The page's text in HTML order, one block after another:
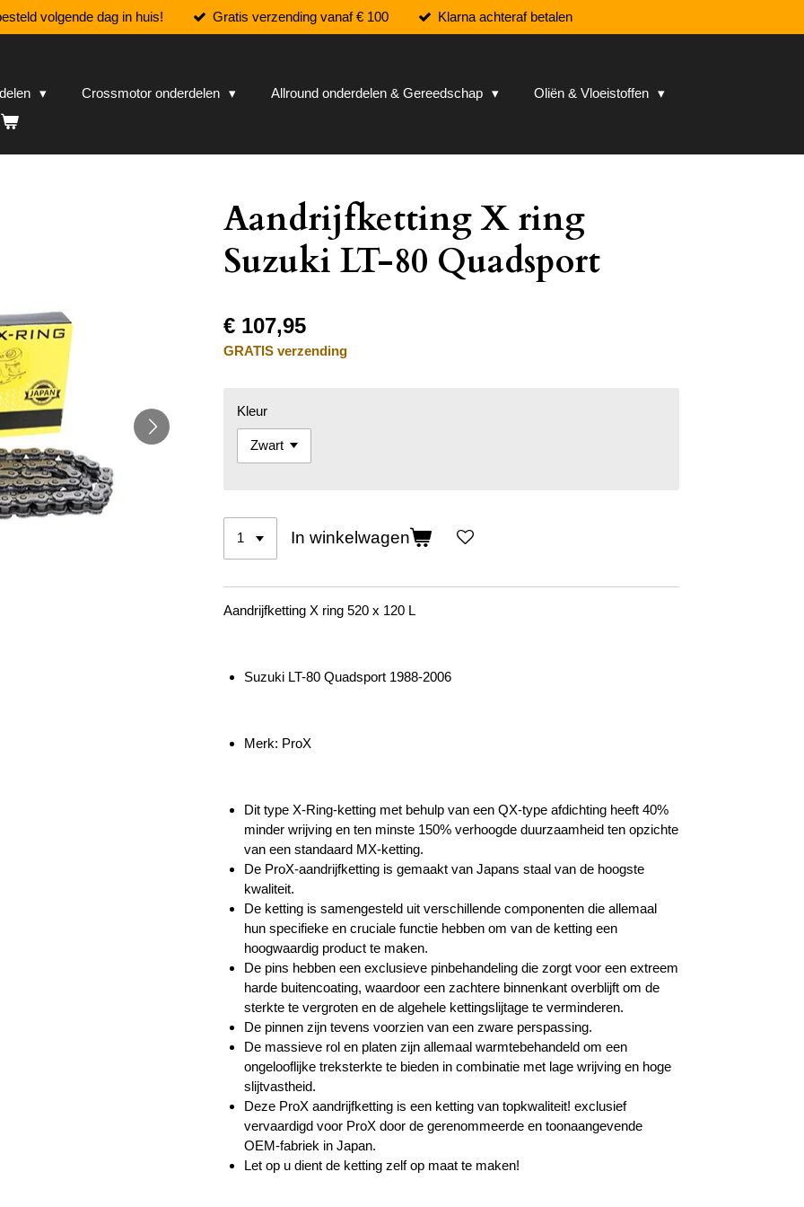
volgende dag in huis! Gratis verzending vanaf € 100 Klarna achteraf betalen
Crossmotor onderdelen Allround onderdelen & Gereedschap Oliën & Vloeistoffen
Aandrijfketting X ring
Suzuki LT-80 Quadsport
€ 107,95
GRATIS verzending
Kleur
In winkelwagen
Aandrijfketting X ring 520 x 120 L
Suzuki LT-80 Quadsport 1988-2006
Merk: ProX
Dit type X-Ring-ketting met behulp van een QX-type afdichting heeft 40%
minder wrijving en ten minste 150% verhoogde duurzaamheid ten opzichte
van een standaard MX-ketting.
De ProX-aandrijfketting is gemaakt van Japans staal van de hoogste
kwaliteit.
De ketting is samengesteld uit verschillende componenten die allemaal
hun specifieke en cruciale functie hebben om van de ketting een
hoogwaardig product te maken.
De pins hebben een exclusieve pinbehandeling die zorgt voor een extreem
harde buitencoating, waardoor een zachtere binnenkant overblijft om de
sterkte te vergroten en de algehele kettingslijtage te verminderen.
De pinnen zijn tevens voorzien van een zware perspassing.
De massieve rol en platen zijn allemaal warmtebehandeld om een ​​
ongelooflijke treksterkte te bieden in combinatie met lage wrijving en hoge
slijtvastheid.
Deze ProX aandrijfketting is een ketting van topkwaliteit! exclusief
vervaardigd voor ProX door de gerenommeerde en toonaangevende
OEM-fabriek in Japan.
Let op u dient de ketting zelf op maat te maken!